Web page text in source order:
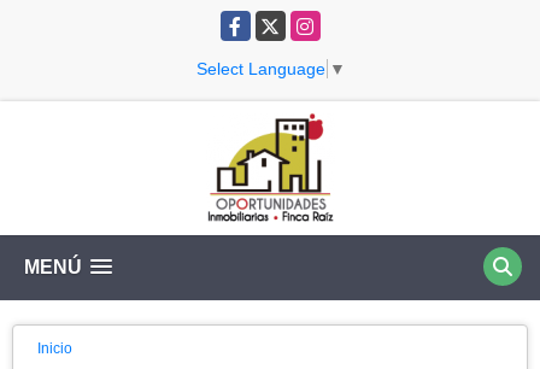
Facebook
X Instagram
Select Language ▼
MENÚ
Inicio